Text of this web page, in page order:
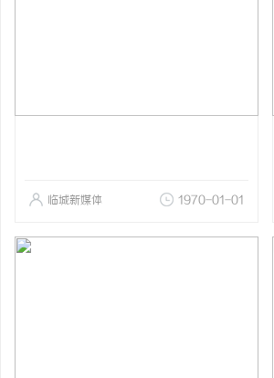
临城新媒体 1970-01-01